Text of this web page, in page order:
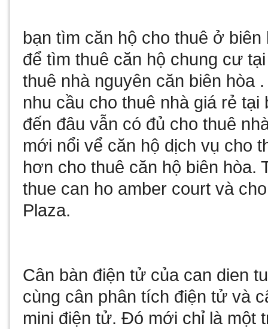
bạn tìm căn hộ cho thuê ở biên
để tìmthuê căn hộ chung cư
thuê nhà nguyên căn biên hòa
nhu cầu cho thuê nhà giá rẻ tại
đến đâu vẫn có đủ cho thuê
mới nổi vể căn hộ dịch vụ cho
hơn cho thuê căn hộ biên hòa.
thue can ho amber court và
Plaza.
Cân bàn điện tử của can dien tu
cùng cân phân tích điện tử và
mini điện tử. Đó mới chỉ là một